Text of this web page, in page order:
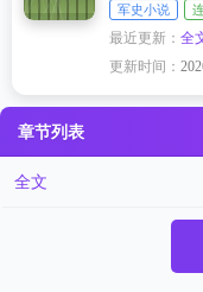
军史小说
最近更新：全
更新时间：
章节列表
全文